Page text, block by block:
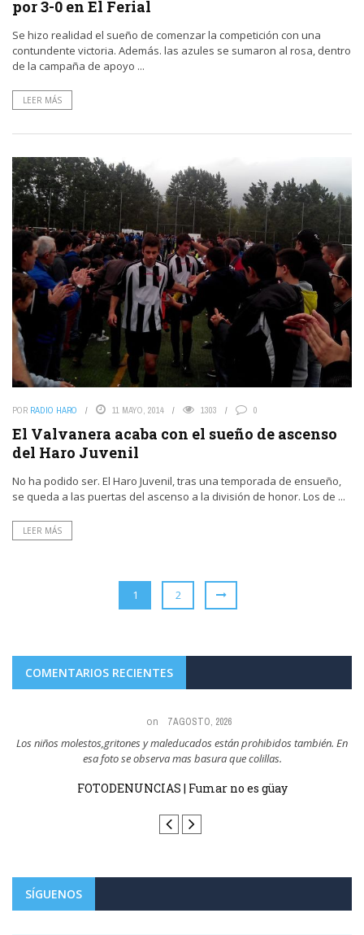
por 3-0 en El Ferial
Se hizo realidad el sueño de comenzar la competición con una
contundente victoria. Además. las azules se sumaron al rosa, dentro
de la campaña de apoyo ...
LEER MÁS
POR RADIO HARO 11 MAYO, 2014 1303 0
El Valvanera acaba con el sueño de ascenso
del Haro Juvenil
No ha podido ser. El Haro Juvenil, tras una temporada de ensueño,
se queda a las puertas del ascenso a la división de honor. Los de ...
LEER MÁS
1 2
COMENTARIOS RECIENTES
on 7 AGOSTO, 2026
Todo el mundo sabe quién tira las colillas al suelo y son los que ejemplo
tienen ...
FOTODENUNCIAS | Fumar no es güay
SÍGUENOS